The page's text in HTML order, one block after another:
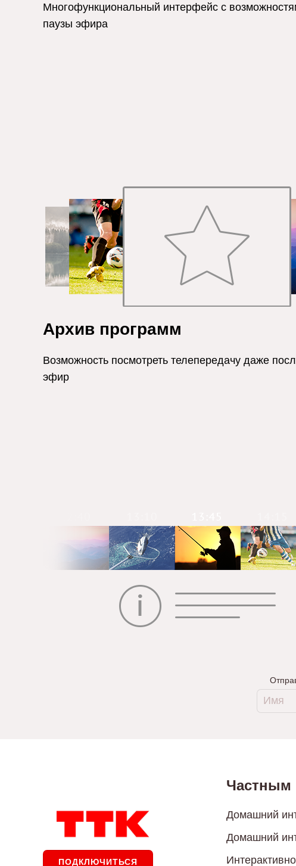
Многофункциональный интерфейс с
паузы эфира
Архив программ
Возможность посмотреть телепередачу даже
эфир
ПОДКЛЮЧИТЬСЯ
Частным
Домашний
Домашний